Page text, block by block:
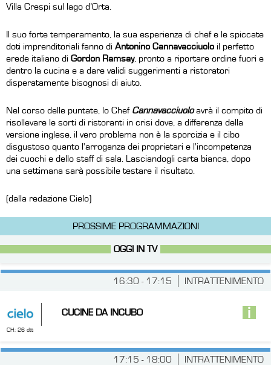
Villa Crespi sul lago d’Orta.
Il suo forte temperamento, la sua esperienza di chef e le spiccate
doti imprenditoriali fanno di Antonino Cannavacciuolo il perfetto
erede italiano di Gordon Ramsay, pronto a riportare ordine fuori e
dentro la cucina e a dare validi suggerimenti a ristoratori
disperatamente bisognosi di aiuto.
Nel corso delle puntate, lo Chef Cannavacciuoloavrà il compito di
risollevare le sorti di ristoranti in crisi dove, a differenza della
versione inglese, il vero problema non è la sporcizia e il cibo
disgustoso quanto l'arroganza dei proprietari e l'incompetenza
dei cuochi e dello staff di sala. Lasciandogli carta bianca, dopo
una settimana sarà possibile testare il risultato.
(dalla redazione Cielo)
PROSSIME PROGRAMMAZIONI
OGGI IN TV
INTRATTENIMENTO
16:30 - 17:15
CH: 26 dtt
CUCINE DA INCUBO
INTRATTENIMENTO
17:15 - 18:00